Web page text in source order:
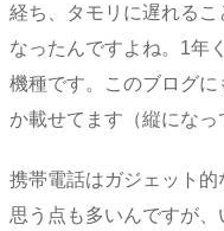
経ち、タモリに遅れる
なったんですよね。1年
機種です。このブログ
か載せてます（縦になっ
携帯電話はガジェット
思う点も多いんですが